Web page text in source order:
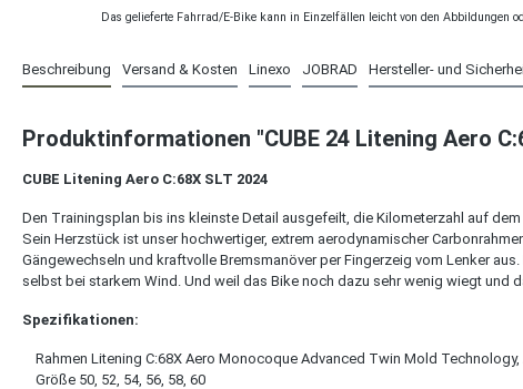
Das gelieferte Fahrrad/E-Bike kann in Einzelfällen leicht von den Abbildungen
Beschreibung Versand & Kosten Linexo JOBRAD Hersteller- und
Produktinformationen "CUBE 24 Litening Aero
CUBE Litening Aero C:68X SLT 2024
Den Trainingsplan bis ins kleinste Detail ausgefeilt, die Kilometerzahl auf
Sein Herzstück ist unser hochwertiger, extrem aerodynamischer
Gängewechseln und kraftvolle Bremsmanöver per Fingerzeig vom Lenker
selbst bei starkem Wind. Und weil das Bike noch dazu sehr wenig wiegt
Spezifikationen:
Rahmen Litening C:68X Aero Monocoque Advanced Twin Mold
Größe 50, 52, 54, 56, 58, 60